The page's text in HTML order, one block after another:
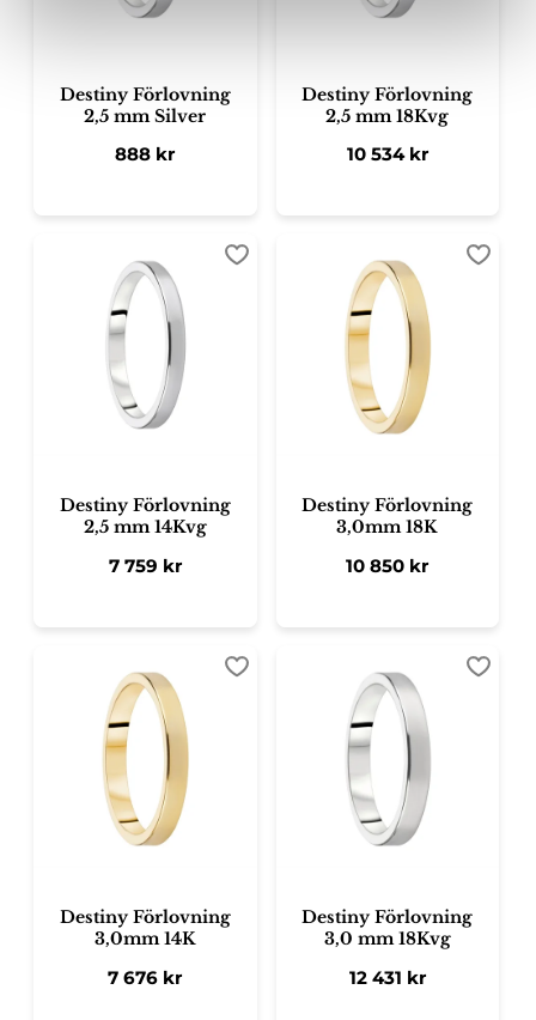
Destiny Förlovning
2,5 mm Silver
888 kr
Destiny Förlovning
2,5 mm 18Kvg
10 534kr
Destiny Förlovning
2,5 mm 14Kvg
7 759 kr
Lägg till i favoriter
Destiny Förlovning
3,0mm 18K
10 850 kr
Lägg
Destiny Förlovning
3,0mm 14K
7 676 kr
Lägg till i favoriter
Destiny Förlovning
3,0 mm 18Kvg
12 431 kr
Lägg